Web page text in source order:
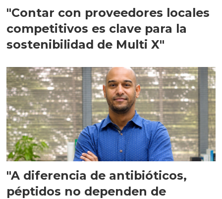
"Contar con proveedores locales
competitivos es clave para la
sostenibilidad de Multi X"
"A diferencia de antibióticos,
péptidos no dependen de